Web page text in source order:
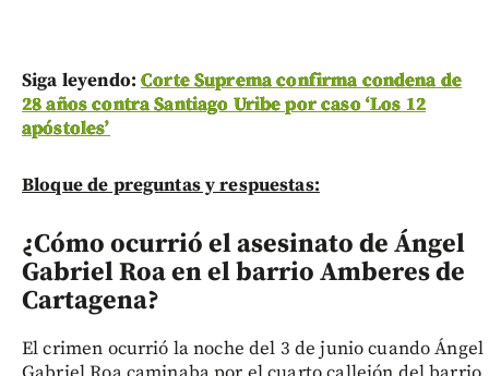
Siga leyendo:Corte Suprema confirma condena de
28 años contra Santiago Uribe por caso ‘Los 12
apóstoles’
Bloque de preguntas y respuestas:
¿Cómo ocurrió el asesinato de Ángel
Gabriel Roa en el barrio Amberes de
Cartagena?
El crimen ocurrió la noche del 3 de junio cuando Ángel